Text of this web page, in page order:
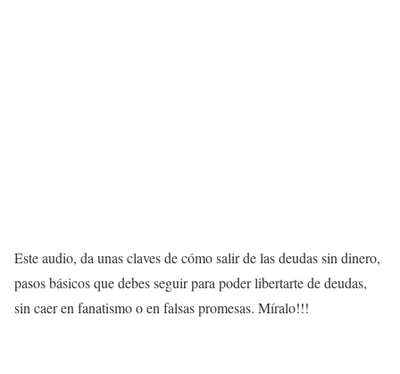
Este audio, da unas claves de cómo salir de las deudas sin dinero,
pasos básicos que debes seguir para poder libertarte de deudas,
sin caer en fanatismo o en falsas promesas. Míralo!!!